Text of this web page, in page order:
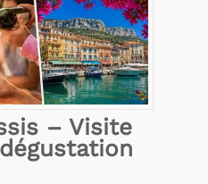
– Visite